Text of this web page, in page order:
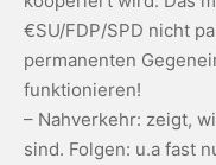
€SU/FDP/SPD nicht
permanenten
funktionieren!
– Nahverkehr: zeigt,
sind. Folgen: u.a fast